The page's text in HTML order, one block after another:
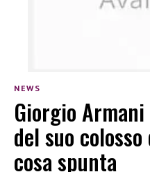
NEWS
Giorgio
del suo
cosa spunta